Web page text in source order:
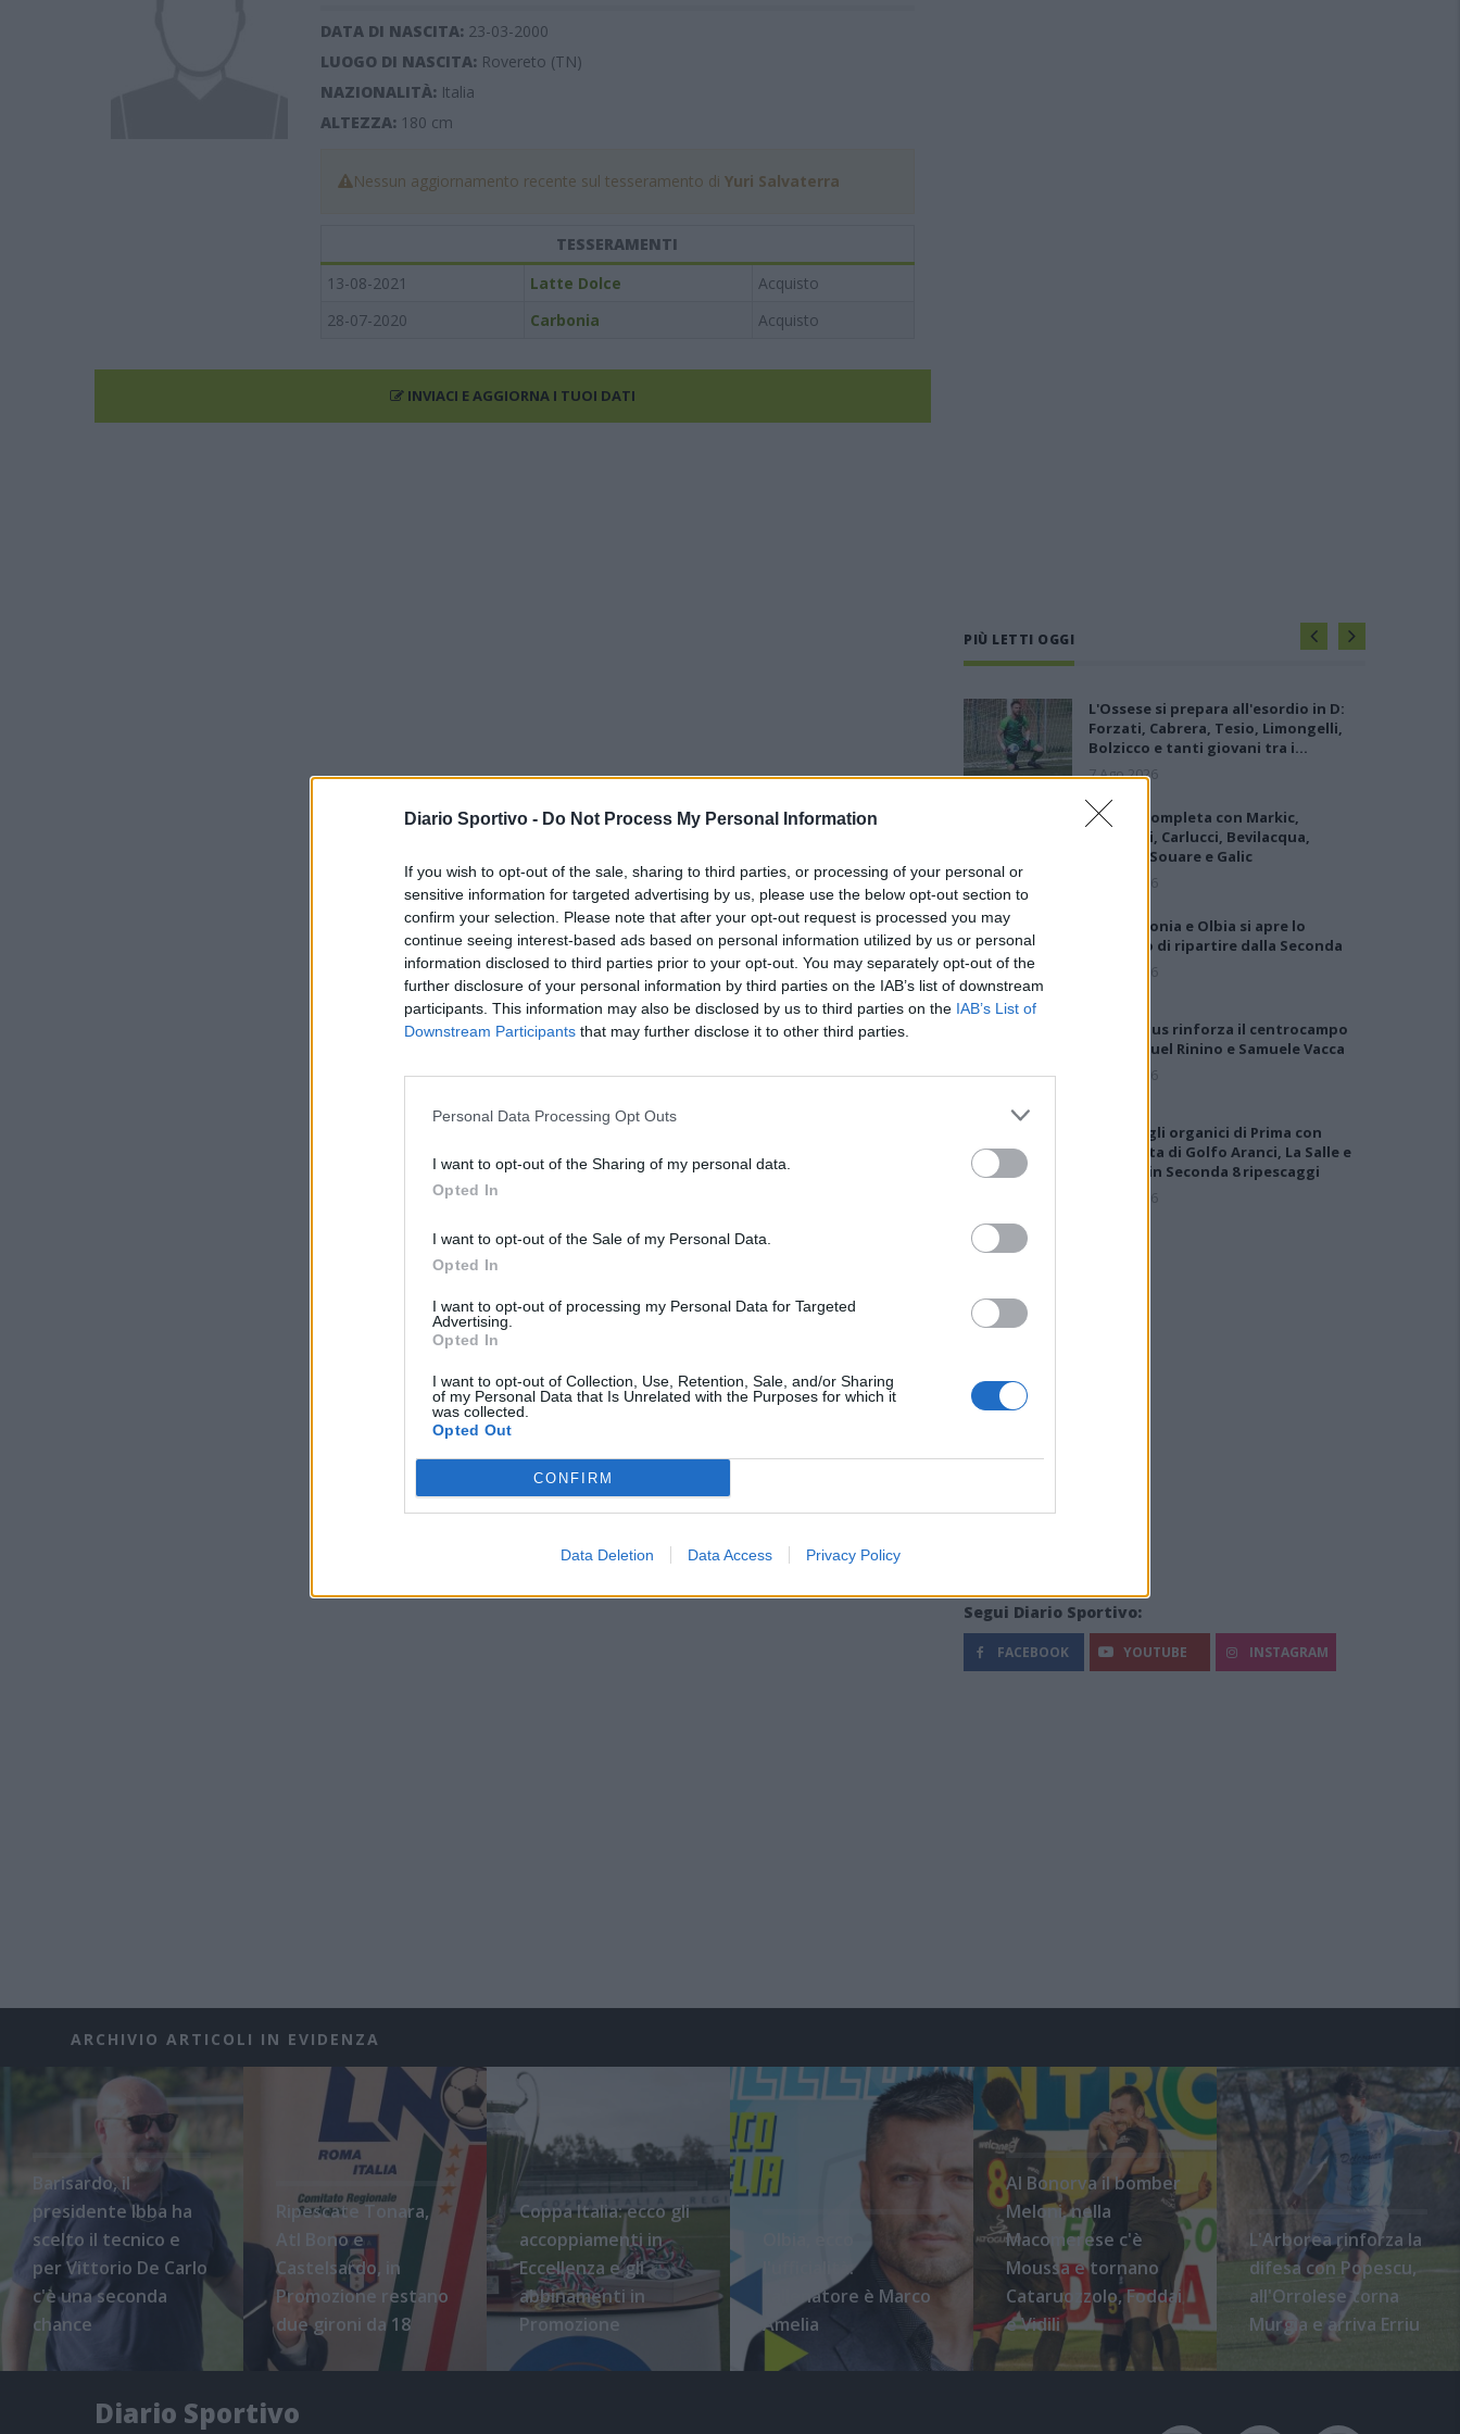
Diario Sportivo - Do Not Process My Personal Information
If you wish to opt-out of the sale, sharing to third parties, or processing of your personal or
sensitive information for targeted advertising by us, please use the below opt-out section to
confirm your selection. Please note that after your opt-out request is processed you may
continue seeing interest-based ads based on personal information utilized by us or personal
information disclosed to third parties prior to your opt-out. You may separately opt-out of the
further disclosure of your personal information by third parties on the IAB’s list of downstream
participants. This information may also be disclosed by us to third parties on the IAB’s List of
Downstream Participants that may further disclose it to other third parties.
Personal Data Processing Opt Outs
I want to opt-out of the Sharing of my personal data.
Opted In
I want to opt-out of the Sale of my Personal Data.
Opted In
I want to opt-out of processing my Personal Data for Targeted
Advertising.
Opted In
I want to opt-out of Collection, Use, Retention, Sale, and/or Sharing
of my Personal Data that Is Unrelated with the Purposes for which it
was collected.
Opted Out
CONFIRM
Data Deletion Data Access Privacy Policy
DATA DI NASCITA: 23-03-2000
LUOGO DI NASCITA: Rovereto (TN)
NAZIONALITÀ: Italia
ALTEZZA: 180 cm
Nessun aggiornamento recente sul tesseramento di Yuri Salvaterra
TESSERAMENTI
13-08-2021
Latte Dolce
Acquisto
28-07-2020
Carbonia Acquisto
INVIACI E AGGIORNA I TUOI DATI
PIÙ LETTI OGGI
L'Ossese si prepara all'esordio in D:
Forzati, Cabrera, Tesio, Limongelli,
Bolzicco e tanti giovani tra i…
7 Ago 2026
L'Ilva si completa con Markic,
Contucci, Carlucci, Bevilacqua,
Solinas, Souare e Galic
7 Ago 2026
Per Carbonia e Olbia si apre lo
spiraglio di ripartire dalla Seconda
7 Ago 2026
Il Selargius rinforza il centrocampo
con Manuel Rinino e Samuele Vacca
6 Ago 2026
Definiti gli organici di Prima con
l'aggiunta di Golfo Aranci, La Salle e
Ottava, in Seconda 8 ripescaggi
7 Ago 2026
Segui Diario Sportivo:
FACEBOOK YOUTUBE INSTAGRAM
ARCHIVIO ARTICOLI IN EVIDENZA
Barisardo, il
presidente Ibba ha
scelto il tecnico e
per Vittorio De Carlo
c'è una seconda
chance
Ripescate Tonara,
Atl Bono e
Castelsardo, in
Promozione restano
due gironi da 18
Coppa Italia: ecco gli
accoppiamenti in
Eccellenza e gli
abbinamenti in
Promozione
l'ufficialità:
l'allenatore è Marco
Amelia
Al Bonorva il bomber
Meloni, nella
Macomerese c'è
Moussa e tornano
Cataruozzolo, Foddai
e Vidili
L'Arborea rinforza la
difesa con Popescu,
all'Orrolese torna
Murgia e arriva Erriu
Diario Sportivo